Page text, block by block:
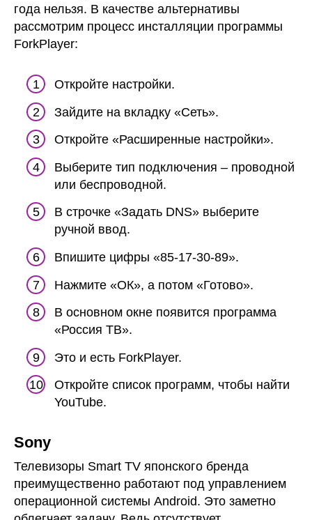
года нельзя. В качестве альтернативы
рассмотрим процесс инсталляции программы
ForkPlayer:
Откройте настройки.
Зайдите на вкладку «Сеть».
Откройте «Расширенные настройки».
Выберите тип подключения – проводной
или беспроводной.
В строчке «Задать DNS» выберите
ручной ввод.
Впишите цифры «85-17-30-89».
Нажмите «ОК», а потом «Готово».
В основном окне появится программа
«Россия ТВ».
Это и есть ForkPlayer.
Откройте список программ, чтобы найти
YouTube.
Sony
Телевизоры Smart TV японского бренда
преимущественно работают под управлением
операционной системы Android. Это заметно